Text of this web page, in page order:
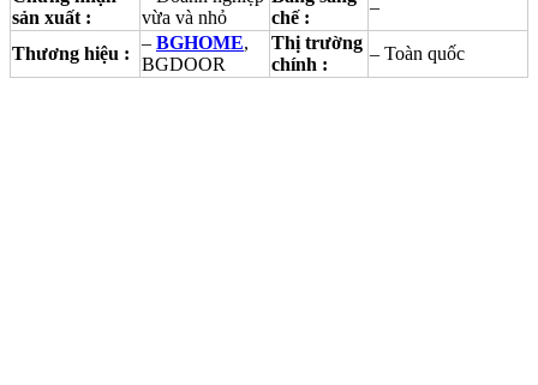
sản xuất :
vừa và nhỏ
chế :
–
Thương hiệu :
– BGHOME,
BGDOOR
Thị trường
chính :
– Toàn quốc